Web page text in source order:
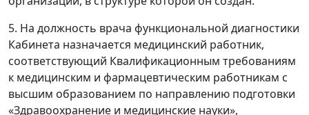
5. На должность врача функциональной диагностики
Кабинета назначается медицинский работник,
соответствующий Квалификационным требованиям
к медицинским и фармацевтическим работникам с
высшим образованием по направлению подготовки
«Здравоохранение и медицинские науки»,